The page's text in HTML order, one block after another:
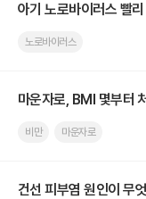
아기 노로바이러스 빨
노로바이러스
마운자로, BMI 몇부터
비만 마운자로
건선 피부염 원인이 무